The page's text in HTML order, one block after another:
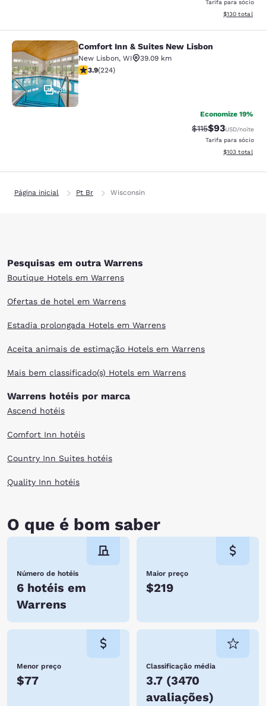
Tarifa para sócio
Exibir
$130 total
Comfort Inn & Suites New Lisbon
39
Comfort Inn & Suites New Lisbon
New Lisbon, WI
39.09 km
classificação 3.85 estrelas. Bom. 224 avaliações
3.9(224)
Economize 19%
Tarifa anterior
$115Tarifa com
$93USD/noite
Tarifa para sócio
Exibir
$103 total
Página inicial Pt Br Wisconsin
Pesquisas em outra Warrens
Boutique Hotels em Warrens
Ofertas de hotel em Warrens
Estadia prolongada Hotels em Warrens
Aceita animais de estimação Hotels em Warrens
Mais bem classificado(s) Hotels em Warrens
Warrens hotéis por marca
Ascend hotéis
Comfort Inn hotéis
Country Inn Suites hotéis
Quality Inn hotéis
O que é bom saber
Número de hotéis
6 hotéis em
Warrens
Maior preço
$219
Menor preço
$77
Classificação média
3.7 (3470
avaliações)